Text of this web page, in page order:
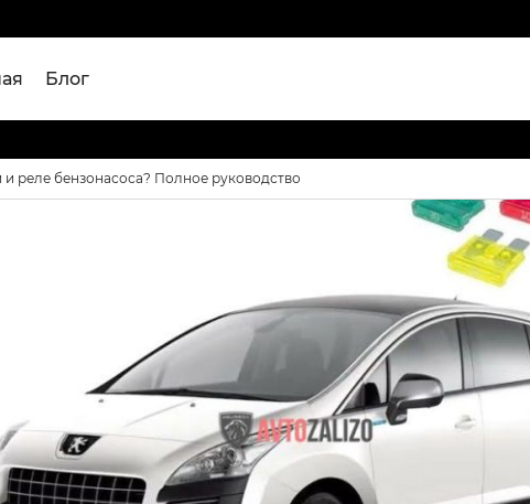
Блог
реле бензонасоса? Полное руководство